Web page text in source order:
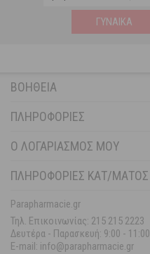
ΓΥΝΑΊΚΑ
ΒΟΉΘΕΙΑ
ΠΛΗΡΟΦΟΡΊΕΣ
Ο ΛΟΓΑΡΙΑΣΜΌΣ ΜΟΥ
ΠΛΗΡΟΦΟΡΙΕΣ ΚΑΤ/ΜΑΤΟΣ
Parapharmacie.gr
Τηλ. Επικοινωνίας: 215 215 2223
Δευτέρα - Παρασκευή: 9:00 - 11:00
E-mail: info@parapharmacie.gr